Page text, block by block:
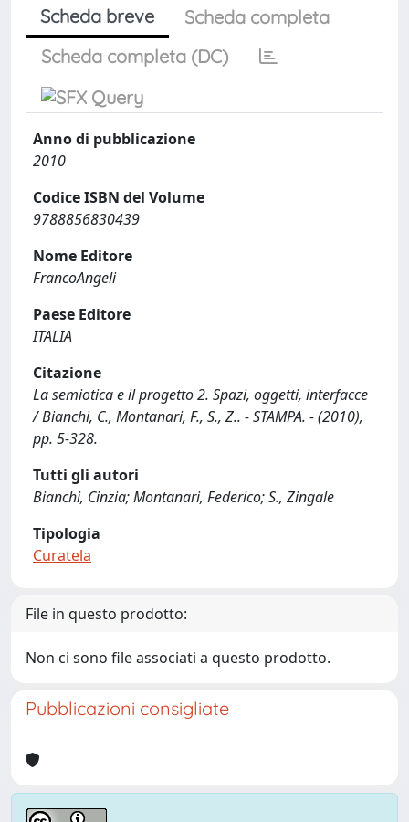
Scheda breve
Scheda completa
Scheda completa (DC)
Anno di pubblicazione
2010
Codice ISBN del Volume
9788856830439
Nome Editore
FrancoAngeli
Paese Editore
ITALIA
Citazione
La semiotica e il progetto 2. Spazi, oggetti, interfacce
/ Bianchi, C., Montanari, F., S., Z.. - STAMPA. - (2010),
pp. 5-328.
Tutti gli autori
Bianchi, Cinzia; Montanari, Federico; S., Zingale
Tipologia
Curatela
File in questo prodotto:
Non ci sono file associati a questo prodotto.
Pubblicazioni consigliate